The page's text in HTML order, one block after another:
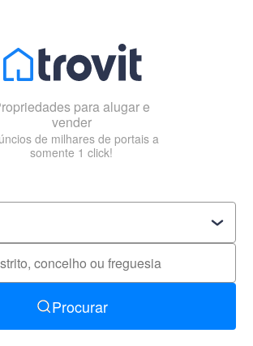
para alugar e
vender
de milhares de portais a
somente 1 click!
Procurar